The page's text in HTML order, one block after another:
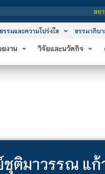
สถาบันเท
รมและความโปร่งใส ธรรมาภิบา
งาน วิจัยและนวัตกิจ
ชุติมาวรรณ แก้